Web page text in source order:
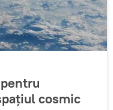
cosmic